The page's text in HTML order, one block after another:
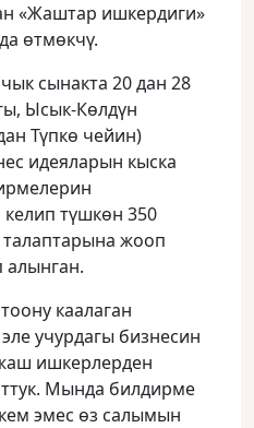
«Жаштар ишкердиги»
өтмөкчү.
сынакта 20 дан 28
Ысык-Көлдүн
Түпкө чейин)
идеяларын кыска
түшкөн 350
жооп
алынган.
каалаган
учурдагы бизнесин
ишкерлерден
Мында билдирме
эмес өз салымын